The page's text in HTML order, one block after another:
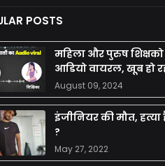
POSTS
महिला और पुरुष
आडियो वायरल, खूब हो
August 09, 2024
इंजीनियर की मौत, हत्या
?
May 27, 2022